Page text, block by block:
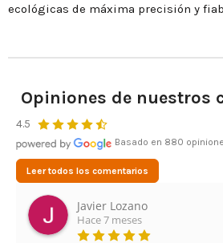
ecológicas de máxima precisión y
Opiniones de nuestros
4.5
Basado en 880
Leer todos los comentarios
Javier Lozano
Hace 7 meses